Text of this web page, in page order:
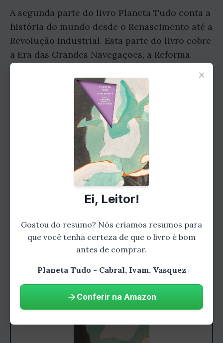
A segunda parte do livro Planeta Tudo conta a
história do mundo desde o Renascimento até a
Revolução Industrial. Esta parte do livro cobre
a Era das Grandes Navegações, a Reforma
Protestante e a Revolução Científica.
A Era das Grandes Navegações
A Era das Grandes Navegações foi um período
de exploração marítima que ocorreu entre os
séculos XV e XVII. A Era das Grandes
Navegações foi motivada pelo desejo de
encontrar novas rotas comerciais para o
Oriente. A Era das Grandes Navegações
também levou à descoberta de novas terras,
×
Ei, Leitor!
Gostou do resumo? Nós criamos resumos para
que você tenha certeza de que o livro é bom
antes de comprar.
Planeta Tudo - Cabral, Ivam, Vasquez
Conferir na Amazon